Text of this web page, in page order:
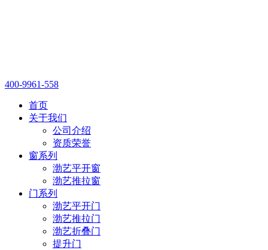
400-9961-558
首页
关于我们
公司介绍
资质荣誉
窗系列
渤艺平开窗
渤艺推拉窗
门系列
渤艺平开门
渤艺推拉门
渤艺折叠门
提升门